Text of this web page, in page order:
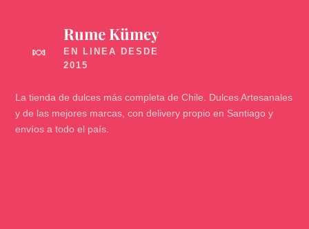
🍬
Rume Kümey
La tienda de dulces más completa de Chile. Dulces Artesanales
y de las mejores marcas, con delivery propio en Santiago y
envíos a todo el país.